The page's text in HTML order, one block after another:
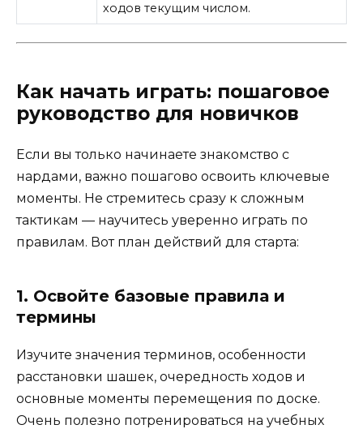
ходов текущим числом.
Как начать играть: пошаговое
руководство для новичков
Если вы только начинаете знакомство с
нардами, важно пошагово освоить ключевые
моменты. Не стремитесь сразу к сложным
тактикам — научитесь уверенно играть по
правилам. Вот план действий для старта:
1. Освойте базовые правила и
термины
Изучите значения терминов, особенности
расстановки шашек, очередность ходов и
основные моменты перемещения по доске.
Очень полезно потренироваться на учебных